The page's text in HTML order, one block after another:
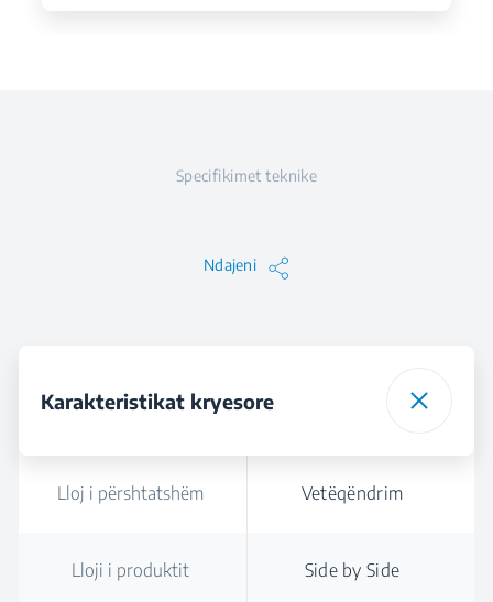
Specifikimet teknike
Ndajeni
Karakteristikat kryesore
Lloj i përshtatshëm Vetëqëndrim
Lloji i produktit Side by Side